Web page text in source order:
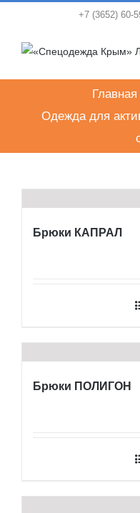
content
+7 (3652) 60-
Главная
Одежда для
Брюки КАПРАЛ
Брюки ПОЛИГОН